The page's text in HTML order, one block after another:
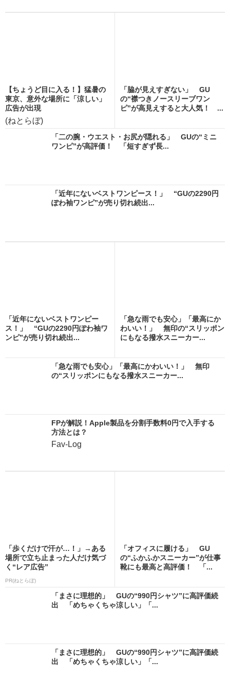
【ちょうど目に入る！】猛暑の
東京、意外な場所に「涼しい」
広告が出現
(ねとらぼ)
「脇が見えすぎない」 GU
の“襟つきノースリーブワン
ピ”が高見えすると大人気！ ...
「二の腕・ウエスト・お尻が隠れる」 GUの“ミニ
ワンピ”が高評価！ 「短すぎず長...
「近年にないベストワンピース！」 “GUの2290円
ぽわ袖ワンピ”が売り切れ続出...
「近年にないベストワンピー
ス！」 “GUの2290円ぽわ袖ワ
ンピ”が売り切れ続出...
「急な雨でも安心」「最高にか
わいい！」 無印の“スリッポン
にもなる撥水スニーカー...
「急な雨でも安心」「最高にかわいい！」 無印
の“スリッポンにもなる撥水スニーカー...
FPが解説！Apple製品を分割手数料0円で入手する
方法とは？
Fav-Log
「歩くだけで汗が…！」→ある
場所で立ち止まった人だけ気づ
く“レア広告”
PR(ねとらぼ)
「オフィスに履ける」 GU
の“ふかふかスニーカー”が仕事
靴にも最高と高評価！ 「...
「まさに理想的」 GUの“990円シャツ”に高評価続
出 「めちゃくちゃ涼しい」「...
「まさに理想的」 GUの“990円シャツ”に高評価続
出 「めちゃくちゃ涼しい」「...